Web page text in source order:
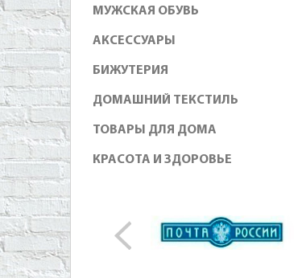
МУЖСКАЯ ОБУВЬ
АКСЕССУАРЫ
БИЖУТЕРИЯ
ДОМАШНИЙ ТЕКСТИЛЬ
ТОВАРЫ ДЛЯ ДОМА
КРАСОТА И ЗДОРОВЬЕ